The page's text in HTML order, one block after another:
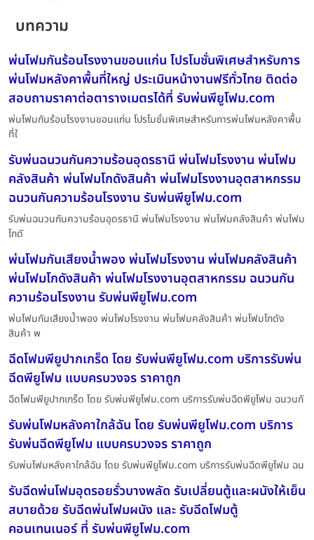
บทความ
พ่นโฟมกันร้อนโรงงานขอนแก่น โปรโมชั่นพิเศษสำหรับการ
พ่นโฟมหลังคาพื้นที่ใหญ่ ประเมินหน้างานฟรีทั่วไทย ติดต่อ
สอบถามราคาต่อตารางเมตรได้ที่ รับพ่นพียูโฟม.com
พ่นโฟมกันร้อนโรงงานขอนแก่น โปรโมชั่นพิเศษสำหรับการพ่นโฟมหลังคาพื้น
ที่ใ
รับพ่นฉนวนกันความร้อนอุดรธานี พ่นโฟมโรงงาน พ่นโฟม
คลังสินค้า พ่นโฟมโกดังสินค้า พ่นโฟมโรงงานอุตสาหกรรม
ฉนวนกันความร้อนโรงงาน รับพ่นพียูโฟม.com
รับพ่นฉนวนกันความร้อนอุดรธานี พ่นโฟมโรงงาน พ่นโฟมคลังสินค้า พ่นโฟม
โกดั
พ่นโฟมกันเสียงน้ำพอง พ่นโฟมโรงงาน พ่นโฟมคลังสินค้า
พ่นโฟมโกดังสินค้า พ่นโฟมโรงงานอุตสาหกรรม ฉนวนกัน
ความร้อนโรงงาน รับพ่นพียูโฟม.com
พ่นโฟมกันเสียงน้ำพอง พ่นโฟมโรงงาน พ่นโฟมคลังสินค้า พ่นโฟมโกดัง
สินค้า พ
ฉีดโฟมพียูปากเกร็ด โดย รับพ่นพียูโฟม.com บริการรับพ่น
ฉีดพียูโฟม แบบครบวงจร ราคาถูก
ฉีดโฟมพียูปากเกร็ด โดย รับพ่นพียูโฟม.com บริการรับพ่นฉีดพียูโฟม ฉนวนกั
รับพ่นโฟมหลังคาใกล้ฉัน โดย รับพ่นพียูโฟม.com บริการ
รับพ่นฉีดพียูโฟม แบบครบวงจร ราคาถูก
รับพ่นโฟมหลังคาใกล้ฉัน โดย รับพ่นพียูโฟม.com บริการรับพ่นฉีดพียูโฟม ฉน
รับฉีดพ่นโฟมอุดรอยรั่วบางพลัด รับเปลี่ยนตู้และผนังให้เย็น
สบายด้วย รับฉีดพ่นโฟมผนัง และ รับฉีดโฟมตู้
คอนเทนเนอร์ ที่ รับพ่นพียูโฟม.com